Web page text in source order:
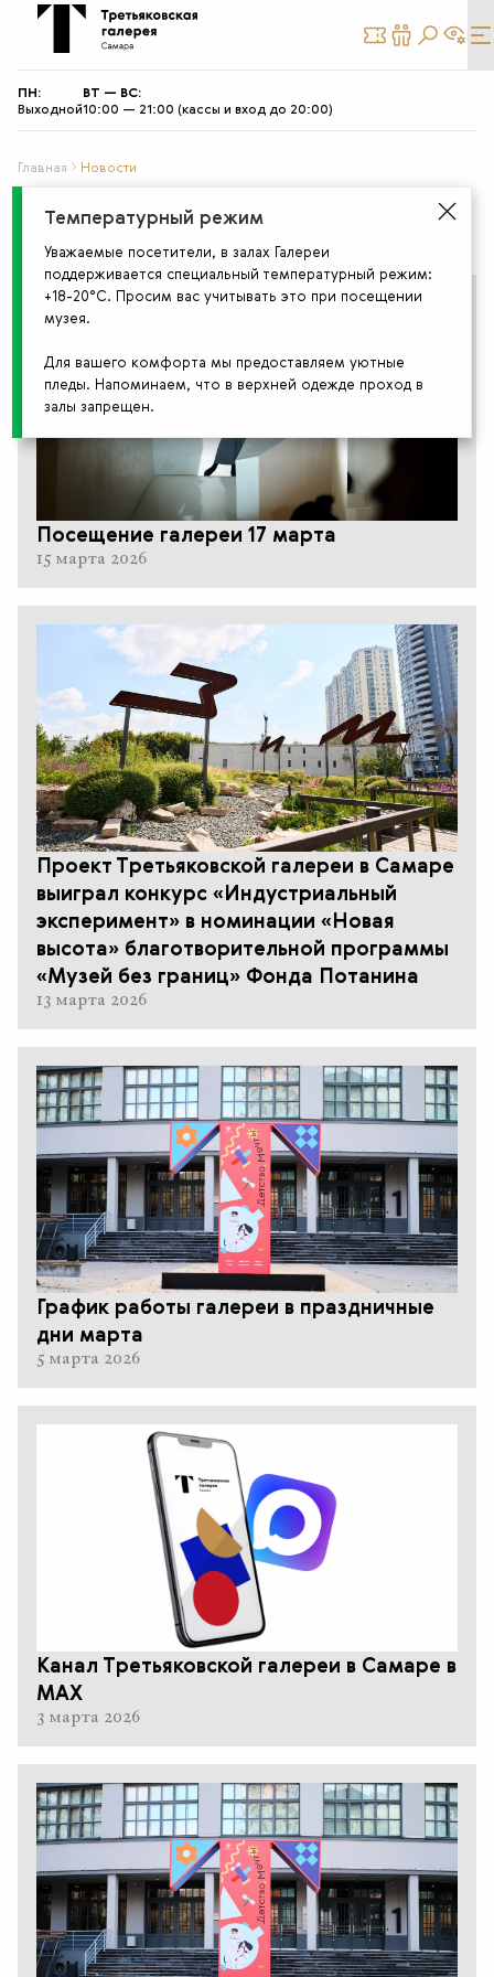
КУПИТЬ
СТАТЬ
ПН:
Выходной
ВТ — ВС:
10:00 — 21:00 (кассы и вход до 20:00)
Главная Новости
Новости
Посещение галереи 17 марта
15 марта 2026
Проект Третьяковской галереи в Самаре
выиграл конкурс «Индустриальный
эксперимент» в номинации «Новая
высота» благотворительной программы
«Музей без границ» Фонда Потанина
13 марта 2026
График работы галереи в праздничные
дни марта
5 марта 2026
Канал Третьяковской галереи в Самаре в
MAX
3 марта 2026
Температурный режим
Уважаемые посетители, в залах Галереи
поддерживается специальный температурный режим:
+18-20°С. Просим вас учитывать это при посещении
музея.
Для вашего комфорта мы предоставляем уютные
пледы. Напоминаем, что в верхней одежде проход в
залы запрещен.